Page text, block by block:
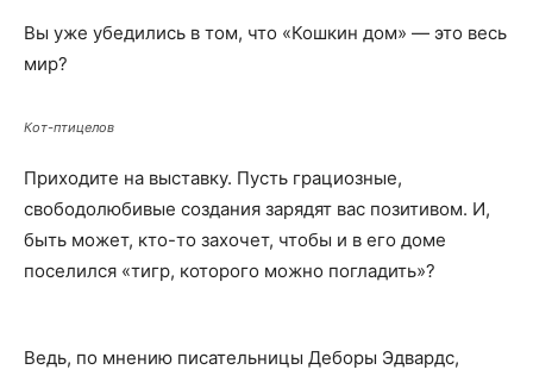
Вы уже убедились в том, что «Кошкин дом» — это весь
мир?
Кот-птицелов
Приходите на выставку. Пусть грациозные,
свободолюбивые создания зарядят вас позитивом. И,
быть может, кто-то захочет, чтобы и в его доме
поселился «тигр, которого можно погладить»?
Ведь, по мнению писательницы Деборы Эдвардс,